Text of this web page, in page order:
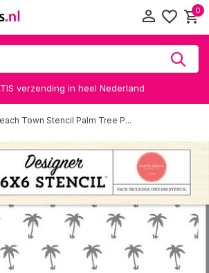
0
verzending in heel Nederland
Town Stencil Palm Tree P...